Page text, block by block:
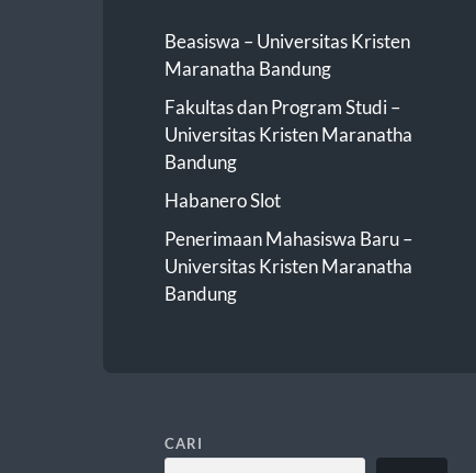
Beasiswa – Universitas Kristen
Maranatha Bandung
Fakultas dan Program Studi –
Universitas Kristen Maranatha
Bandung
Habanero Slot
Penerimaan Mahasiswa Baru –
Universitas Kristen Maranatha
Bandung
CARI